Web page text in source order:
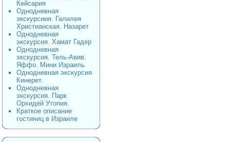
Кейсария
Однодневная
экскурсиия. Галилея
Христианская. Назарет
Однодневная
экскурсия. Хамат Гадер
Однодневная
экскурсия. Тель-Авив.
Яффо. Мини Израиль
Однодневная экскурсия
Кинерет.
Однодневная
экскурсия. Парк
Орхидей Утопия.
Краткое описание
гостиниц в Израиле